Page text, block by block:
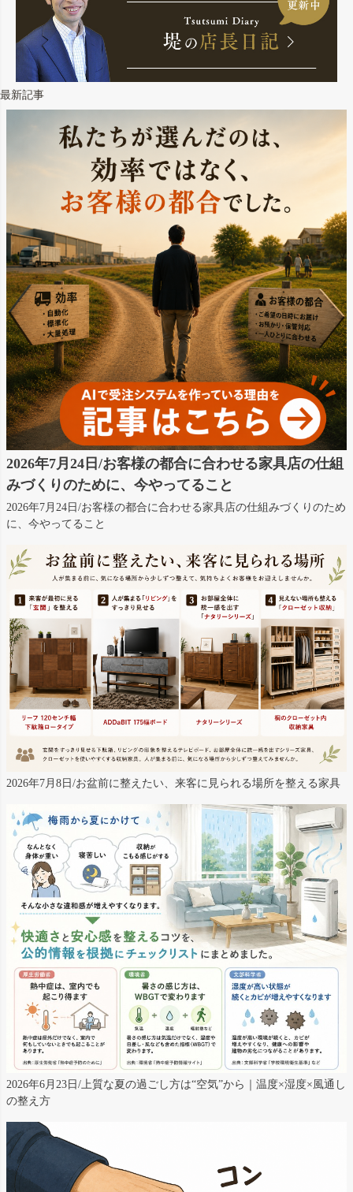
最新記事
2026年7月24日/お客様の都合に合わせる家具店の仕組
みづくりのために、今やってること
2026年7月24日/お客様の都合に合わせる家具店の仕組みづくりのため
に、今やってること
2026年7月8日/お盆前に整えたい、来客に見られる場所を整える家具
2026年6月23日/上質な夏の過ごし方は“空気”から｜温度×湿度×風通し
の整え方